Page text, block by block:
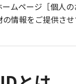
ームページ［個人
情報をご提供させ